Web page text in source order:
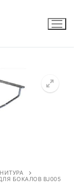
БОКАЛОВ BJ005